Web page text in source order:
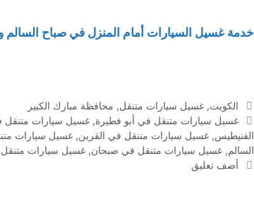
خدمة غسيل السيارات أمام المنزل في صباح السالم
التصنيفات
الكويت, غسيل سيارات متنقل, محافظة مبارك الكبير
الوسوم
غسيل سيارات متنقل في أبو فطيرة, غسيل سيارات متنقل
الفنيطيس, غسيل سيارات متنقل في القرين, غسيل سيارات
السالم, غسيل سيارات متنقل في صبحان, غسيل سيارات متنقل
أضف تعليق